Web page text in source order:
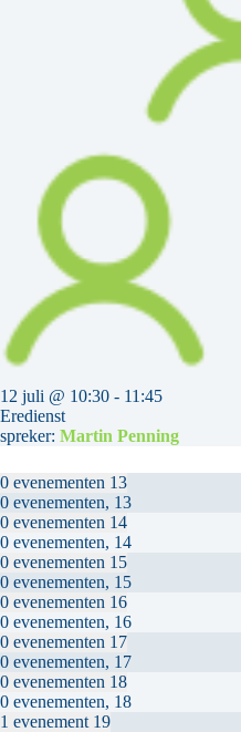
12 juli @ 10:30 - 11:45
Eredienst
spreker: Martin Penning
0 evenementen 13
0 evenementen, 13
0 evenementen 14
0 evenementen, 14
0 evenementen 15
0 evenementen, 15
0 evenementen 16
0 evenementen, 16
0 evenementen 17
0 evenementen, 17
0 evenementen 18
0 evenementen, 18
1 evenement 19